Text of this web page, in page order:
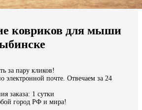
миру
ковриков для мыши
за пару кликов!
электронной почте. Отвечаем за 24
заказа: 1 сутки
город РФ и мира!